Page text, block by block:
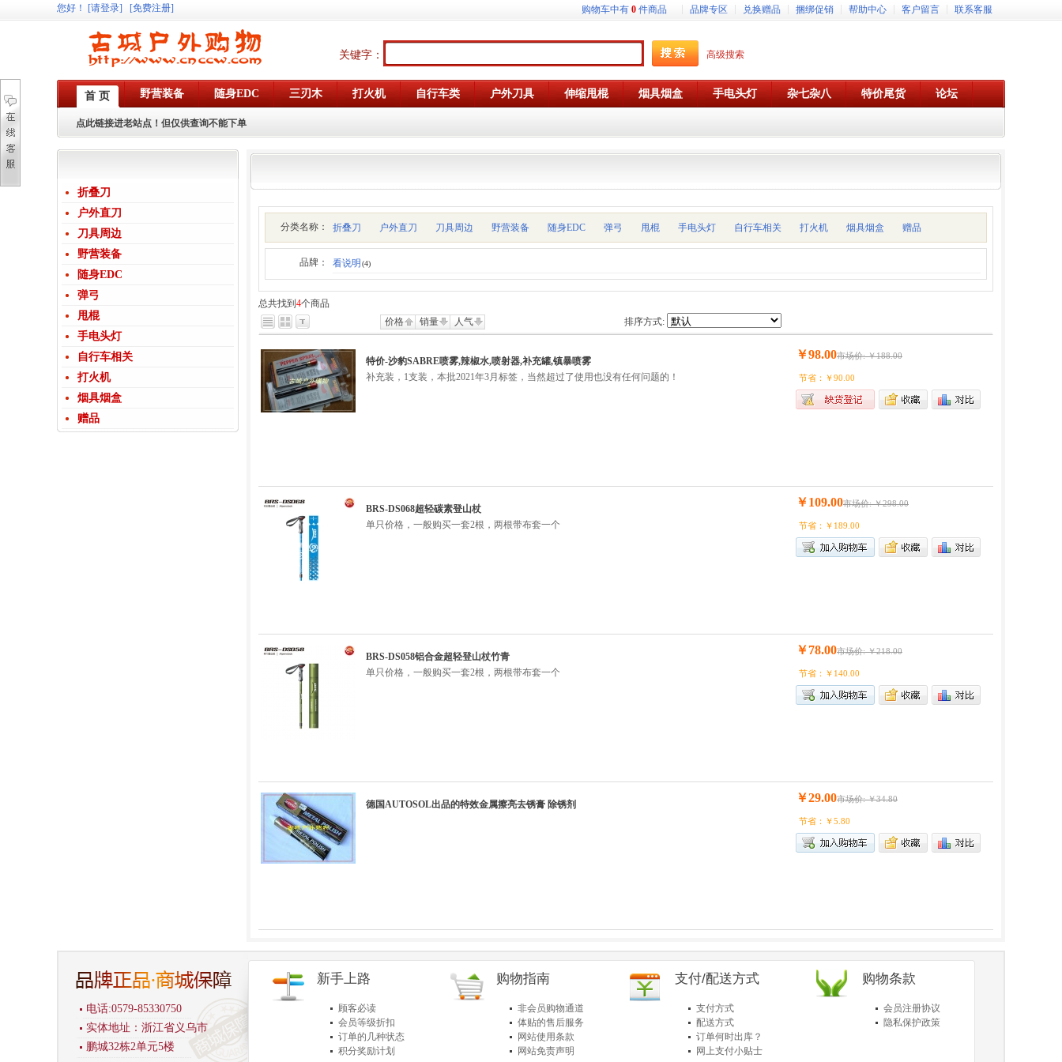
您好 ！ [请登录] [免费注册] 购物车中有 0 件商品 品牌专区 兑换赠品 捆绑促销 帮助中心 客户留言 联系客服
关键字： 高级搜索
首 页 野营装备 随身EDC 三刃木 打火机 自行车类 户外刀具 伸缩甩棍 烟具烟盒 手电头灯 杂七杂八 特价尾货 论坛
点此链接进老站点！但仅供查询不能下单
折叠刀
户外直刀
刀具周边
野营装备
随身EDC
弹弓
甩棍
手电头灯
自行车相关
打火机
烟具烟盒
赠品
分类名称： 折叠刀 户外直刀 刀具周边 野营装备 随身EDC 弹弓 甩棍 手电头灯 自行车相关 打火机 烟具烟盒 赠品
品牌： 看说明 (4)
总共找到 4个商品
价格
销量 人气 排序方式:
特价-沙豹SABRE喷雾,辣椒水,喷射器,补充罐,镇暴喷雾
补充装，1支装，本批2021年3月标签，当然超过了使用也没有任何问题的！
￥98.00市场价: ￥188.00
节省：￥90.00
BRS-DS068超轻碳素登山杖
单只价格，一般购买一套2根，两根带布套一个
￥109.00市场价: ￥298.00
节省：￥189.00
BRS-DS058铝合金超轻登山杖竹青
单只价格，一般购买一套2根，两根带布套一个
￥78.00市场价: ￥218.00
节省：￥140.00
德国AUTOSOL出品的特效金属擦亮去锈膏 除锈剂 ￥29.00市场价: ￥34.80
节省：￥5.80
电话:0579-85330750
实体地址：浙江省义乌市
鹏城32栋2单元5楼
新手上路
顾客必读
会员等级折扣
订单的几种状态
积分奖励计划
购物指南
非会员购物通道
体贴的售后服务
网站使用条款
网站免责声明
支付/配送方式
支付方式
配送方式
订单何时出库？
网上支付小贴士
购物条款
会员注册协议
隐私保护政策